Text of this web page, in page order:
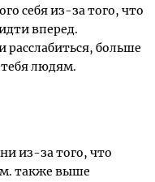
себя из-за того, что
вперед.
расслабиться, больше
людям.
из-за того, что
также выше